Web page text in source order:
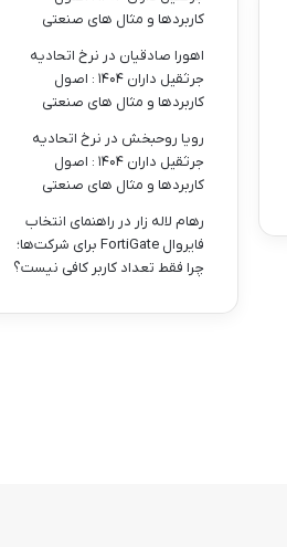
کاربردها و مثال های صنعتی
اهورا صادقیان در نرخ اتحادیه
جرثقیل داران ۱۴۰۴ : اصول
کاربردها و مثال های صنعتی
رویا روحبخش در نرخ اتحادیه
جرثقیل داران ۱۴۰۴ : اصول
کاربردها و مثال های صنعتی
رهام لاله زار در راهنمای انتخاب
فایروال FortiGate برای شرکت‌ها؛
چرا فقط تعداد کاربر کافی نیست؟